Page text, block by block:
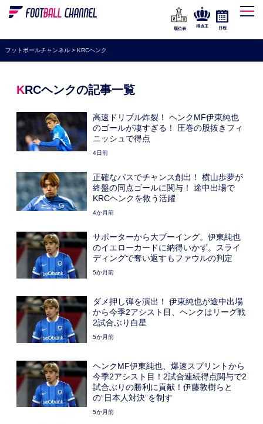
WEリーグ
海外サッカー
プレミアリーグ
ラ・リーガ
ブンデスリーガ
UEFA
高校サッカー
動画
順位表
得点王 日程
フットボールチャンネル> KRCヘンク
KRCヘンクの記事一覧
高速ドリブル炸裂！ ヘンクMF伊東純也
のゴールが凄すぎる！ 圧巻の股抜きフィ
ニッシュで得点
4日前
正確なパスでチャンス創出！ 横山歩夢が
終盤の同点ゴールに関与！ 途中出場で
KRCヘンクを救う活躍
4か月前
サポーターから大ブーイング。伊東純也
のイエローカードに納得いかず。スライ
ディングで奪い返すもファウルの判定
5か月前
ダメ押し弾を演出！ 伊東純也が途中出場
から今季2アシスト目、ヘンクはリーグ戦
2試合ぶり白星
5か月前
ヘンクMF伊東純也、爆速スプリントから
今季2アシスト目！2試合連続得点関与で2
試合ぶりの勝利に貢献！伊藤敦樹らと
の“日本人対決”を制す
5か月前